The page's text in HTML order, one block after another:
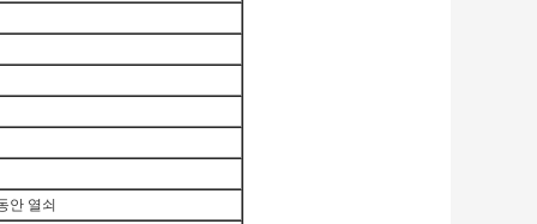
안 열쇠